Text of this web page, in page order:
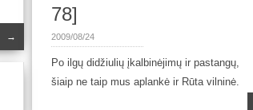
→
78]
2009/08/24
Po ilgų didžiulių įkalbinėjimų ir pastangų,
šiaip ne taip mus aplankė ir Rūta vilninė.